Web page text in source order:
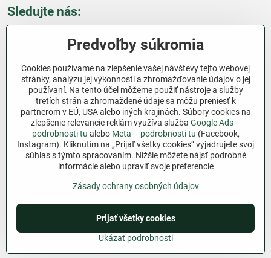
Sledujte nás:
Všetko o nákupe
Ďakujeme za podporu
Sme slovenský e-shop bez dotácií​. Fungujeme len
vďaka vám – ľuďom, ktorí veria v poctivú prácu a
lásku k pôde​. Každý nákup na Jutro​.sk nám pomáha
pokračovať v tom, čo má zmysel – pomáhať
záhradkárom zadarmo a srdcom​.
©2026Copyright
Predvoľby súkromiaZásady ochrany osobných údajov
Podmienky používania
Vytvorené pomocou:BiznisWeb.sk
Predvoľby súkromia
Cookies používame na zlepšenie vašej návštevy tejto webovej
stránky, analýzu jej výkonnosti a zhromažďovanie údajov o jej
používaní. Na tento účel môžeme použiť nástroje a služby
tretích strán a zhromaždené údaje sa môžu preniesť k
partnerom v EÚ, USA alebo iných krajinách. Súbory cookies na
zlepšenie relevancie reklám využíva služba Google Ads –
podrobnosti tu alebo Meta – podrobnosti tu (Facebook,
Instagram). Kliknutím na „Prijať všetky cookies“ vyjadrujete svoj
súhlas s týmto spracovaním. Nižšie môžete nájsť podrobné
informácie alebo upraviť svoje preferencie
Zásady ochrany osobných údajov
Ukázať podrobnosti
Prijať všetky cookies